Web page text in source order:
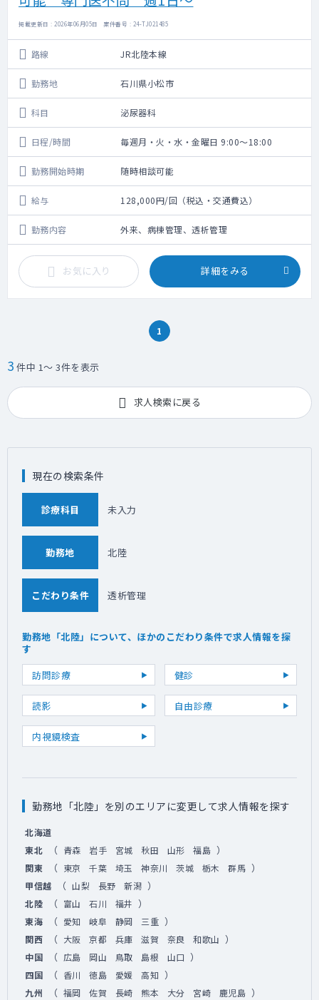
掲載更新日 : 2026年06月05日 案件番号 : 24-TJ021485
路線 JR北陸本線
勤務地 石川県小松市
科目 泌尿器科
日程/時間 毎週月・火・水・金曜日 9:00～18:00
勤務開始時期 随時相談可能
給与 128,000円/回（税込・交通費込）
勤務内容 外来、病棟管理、透析管理
お気に入り 詳細をみる
1
3 件中 1～ 3件を表示
求人検索に戻る
現在の検索条件
診療科目 未入力
勤務地 北陸
こだわり条件 透析管理
勤務地「北陸」について、ほかのこだわり条件で求人情報を探
す
訪問診療
健診
読影 自由診療
内視鏡検査
勤務地「北陸」を別のエリアに変更して求人情報を探す
北海道
東北
（ 青森 岩手 宮城 秋田 山形 福島 ）
関東 （ 東京 千葉 埼玉 神奈川 茨城 栃木 群馬 ）
甲信越 （ 山梨 長野 新潟 ）
北陸 （ 富山 石川 福井 ）
東海 （ 愛知 岐阜 静岡 三重 ）
関西 （ 大阪 京都 兵庫 滋賀 奈良 和歌山 ）
中国 （ 広島 岡山 鳥取 島根 山口 ）
四国 （ 香川 徳島 愛媛 高知 ）
九州 （ 福岡 佐賀 長崎 熊本 大分 宮崎 鹿児島 ）